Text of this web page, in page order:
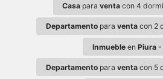
Casa para venta con 4
Departamentopara ventacon 2
Inmuebleen Piura -
Departamentopara ventacon 5